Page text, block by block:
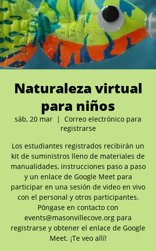
Naturaleza virtual
para niños
sáb, 20 mar
  |
Correo electrónico para
registrarse
Los estudiantes registrados recibirán un
kit de suministros lleno de materiales de
manualidades, instrucciones paso a paso
y un enlace de Google Meet para
participar en una sesión de video en vivo
con el personal y otros participantes.
Póngase en contacto con
events@masonvillecove.org para
registrarse y obtener el enlace de Google
Meet. ¡Te veo allí!